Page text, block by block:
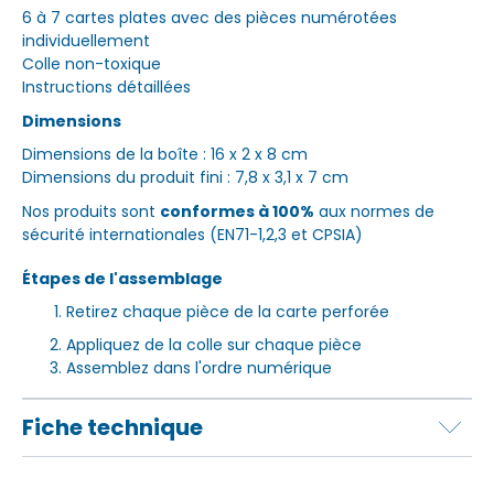
6 à 7 cartes plates avec des pièces numérotées
individuellement
Colle non-toxique
Instructions détaillées
Dimensions
Dimensions de la boîte : 16 x 2 x 8 cm
Dimensions du produit fini : 7,8 x 3,1 x 7 cm
Nos produits sont conformes à 100% aux normes de
sécurité internationales (EN71-1,2,3 et CPSIA)
Étapes de l'assemblage
Retirez chaque pièce de la carte perforée
Appliquez de la colle sur chaque pièce
Assemblez dans l'ordre numérique
Fiche technique